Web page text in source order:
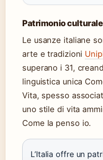
Patrimonio culturale
Le usanze italiane
arte e tradizioni
superano i 31,
linguistica unica
Vita, spesso
uno stile di vita
Come la penso io.
L’Italia offre un